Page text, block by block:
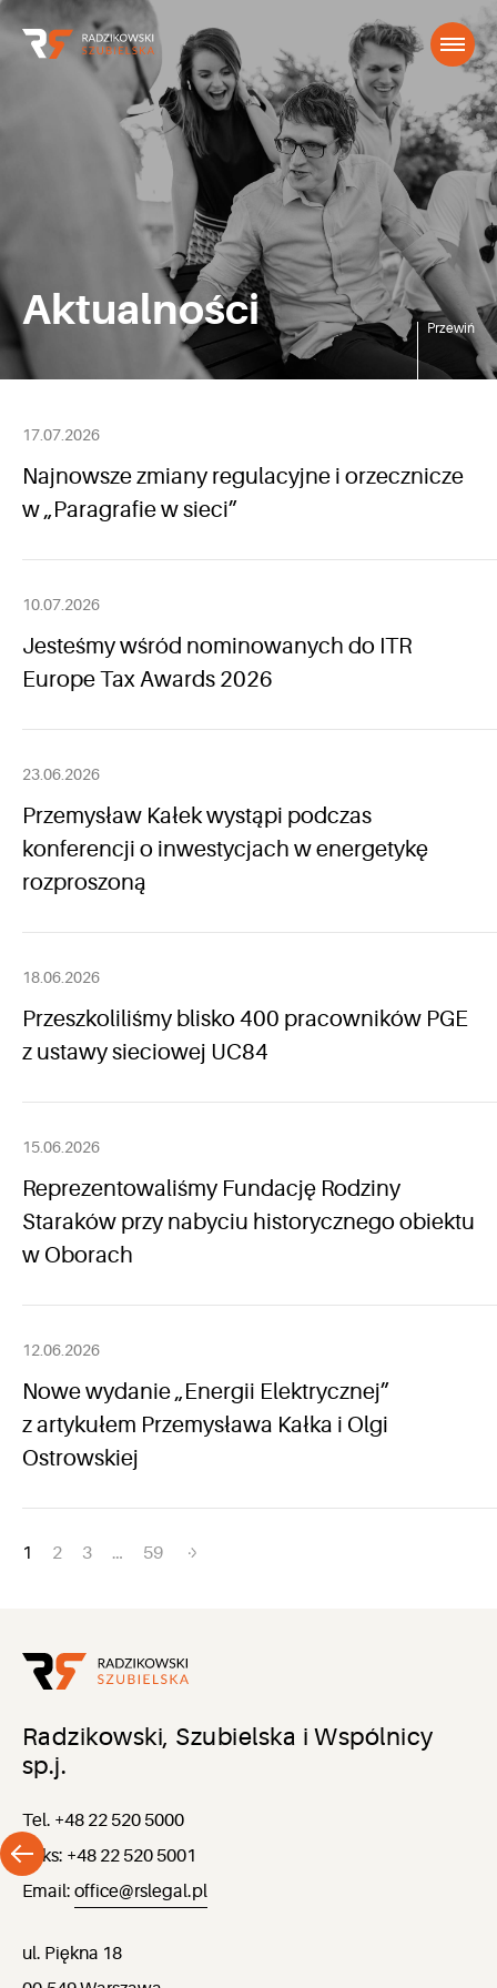
Aktualności Przewiń
17.07.2026
Najnowsze zmiany regulacyjne i orzecznicze
w „Paragrafie w sieci”
10.07.2026
Jesteśmy wśród nominowanych do ITR
Europe Tax Awards 2026
23.06.2026
Przemysław Kałek wystąpi podczas
konferencji o inwestycjach w energetykę
rozproszoną
18.06.2026
Przeszkoliliśmy blisko 400 pracowników PGE
z ustawy sieciowej UC84
15.06.2026
Reprezentowaliśmy Fundację Rodziny
Staraków przy nabyciu historycznego obiektu
w Oborach
12.06.2026
Nowe wydanie „Energii Elektrycznej”
z artykułem Przemysława Kałka i Olgi
Ostrowskiej
Nawigacja
1 2 3 … 59
Radzikowski, Szubielska i Wspólnicy
sp.j.
Tel. +48 22 520 5000
Faks: +48 22 520 5001
Email: office@rslegal.pl
ul. Piękna 18